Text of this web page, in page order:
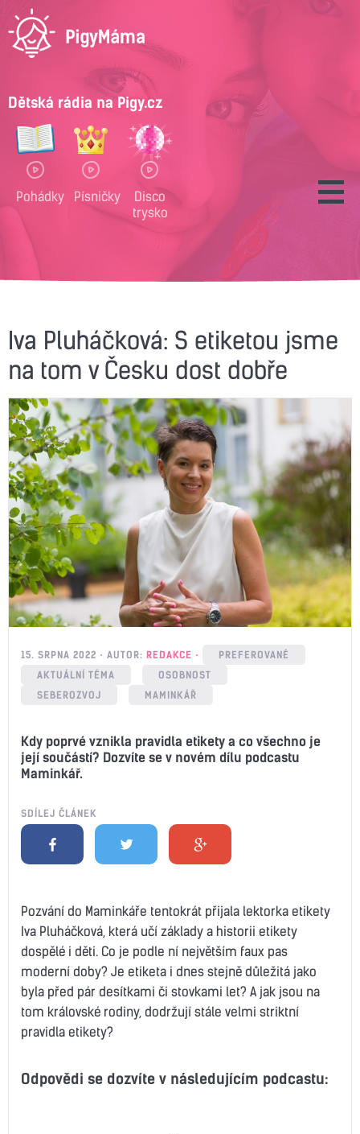
Dětská rádia na Pigy.cz
Pohádky Písničky
Disco
trysko
Iva Pluháčková: S etiketou jsme
na tom v Česku dost dobře
15. SRPNA 2022 AUTOR: REDAKCE
PREFEROVANÉ
AKTUÁLNÍ TÉMA
OSOBNOST
SEBEROZVOJ
MAMINKÁŘ
Kdy poprvé vznikla pravidla etikety a co všechno je
její součástí? Dozvíte se v novém dílu podcastu
Maminkář.
SDÍLEJ ČLÁNEK
Pozvání do Maminkáře tentokrát přijala lektorka etikety
Iva Pluháčková, která učí základy a historii etikety
dospělé i děti. Co je podle ní největším faux pas
moderní doby? Je etiketa i dnes stejně důležitá jako
byla před pár desítkami či stovkami let? A jak jsou na
tom královské rodiny, dodržují stále velmi striktní
pravidla etikety?
Odpovědi se dozvíte v následujícím podcastu: